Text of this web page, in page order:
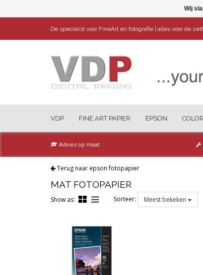
De specialist voor FineArt en fotografie | alles voor de
VDP FINE ART PAPIER EPSON
Advies op maat
Terug naar epson fotopapier
MAT FOTOPAPIER
Show as: Sorteer: Meest bekeken
Merken
Wij